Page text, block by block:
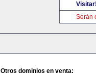
Visitar!
Serán
Otros dominios en venta: